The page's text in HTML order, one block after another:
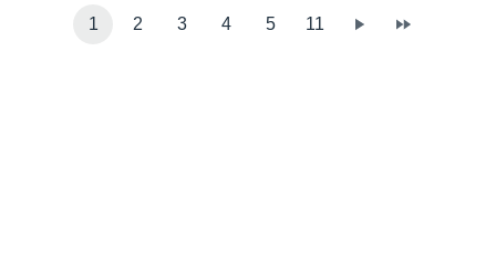
1 2 3 4 5 11